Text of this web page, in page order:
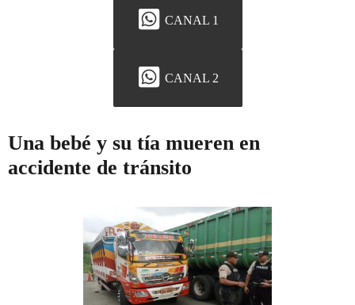
CANAL 1
CANAL 2
Una bebé y su tía mueren en
accidente de tránsito